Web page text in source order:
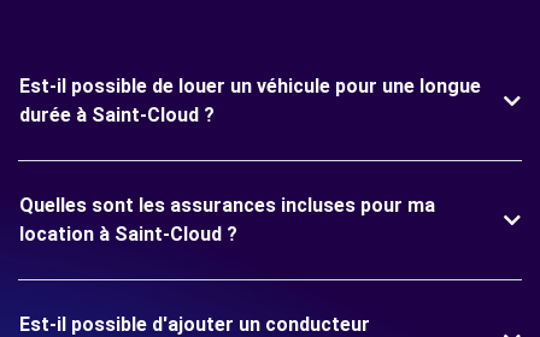
Est-il possible de louer un véhicule pour une longue
durée à Saint-Cloud ?
Quelles sont les assurances incluses pour ma
location à Saint-Cloud ?
Est-il possible d'ajouter un conducteur